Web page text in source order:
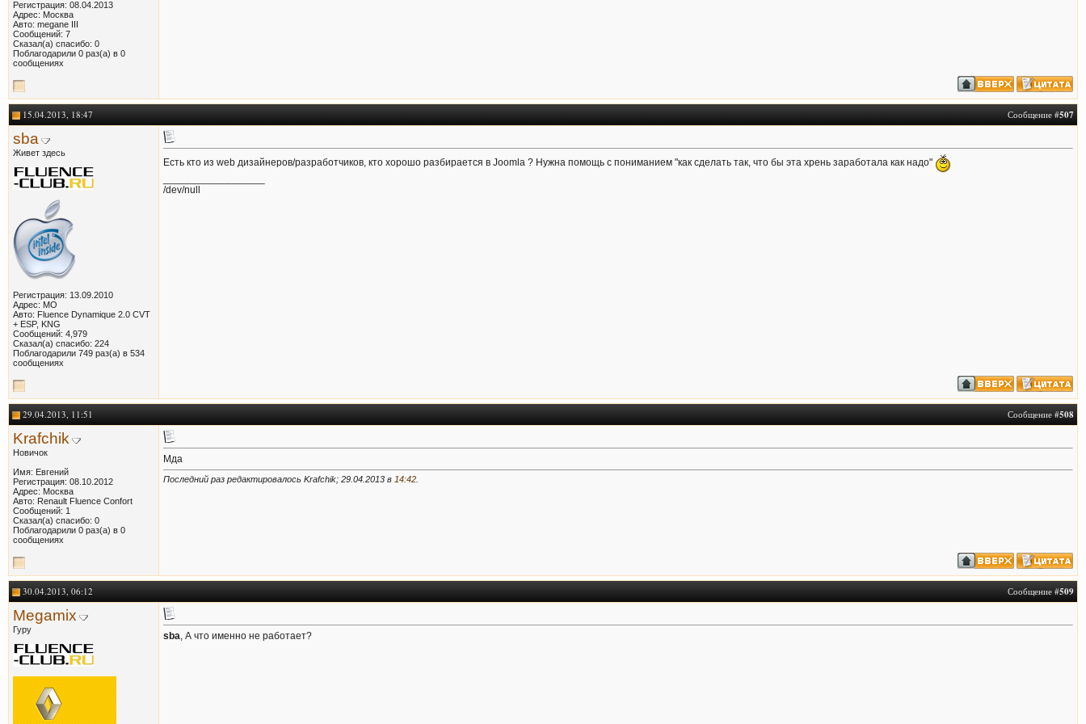
Регистрация: 08.04.2013
Адрес: Москва
Авто: megane III
Сообщений: 7
Сказал(а) спасибо: 0
Поблагодарили 0 раз(а) в 0
сообщениях
15.04.2013, 18:47 Сообщение #507
sba
Живет здесь
Регистрация: 13.09.2010
Адрес: МО
Авто: Fluence Dynamique 2.0 CVT
+ ESP, KNG
Сообщений: 4,979
Сказал(а) спасибо: 224
Поблагодарили 749 раз(а) в 534
сообщениях
Есть кто из web дизайнеров/разработчиков, кто хорошо разбирается в Joomla ? Нужна помощь с пониманием "как сделать так, что бы эта хрень заработала как надо"
/dev/null
29.04.2013, 11:51 Сообщение #508
Krafchik
Новичок
Имя: Евгений
Регистрация: 08.10.2012
Адрес: Москва
Авто: Renault Fluence Confort
Сообщений: 1
Сказал(а) спасибо: 0
Поблагодарили 0 раз(а) в 0
сообщениях
Мда
Последний раз редактировалось Krafchik; 29.04.2013 в 14:42
30.04.2013, 06:12 Сообщение #509
Megamix
Гуру
sba, А что именно не работает?